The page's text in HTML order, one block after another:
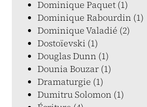
Dominique Paquet (1)
Dominique Rabourdin (1)
Dominique Valadié (2)
Dostoïevski (1)
Douglas Dunn (1)
Dounia Bouzar (1)
Dramaturgie (1)
Dumitru Solomon (1)